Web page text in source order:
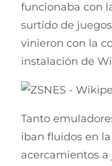
funcionaba con
surtido de
vinieron con la
instalación de
Tanto
iban fluidos en
acercamientos